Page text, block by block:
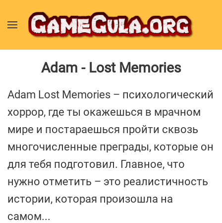
Adam - Lost Memories
Adam Lost Memories – психологический
хоррор, где ты окажешься в мрачном
мире и постараешься пройти сквозь
многочисленные преграды, которые он
для тебя подготовил. Главное, что
нужно отметить – это реалистичность
истории, которая произошла на
самом...